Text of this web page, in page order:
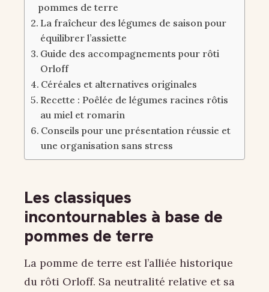
pommes de terre
La fraîcheur des légumes de saison pour
équilibrer l’assiette
Guide des accompagnements pour rôti
Orloff
Céréales et alternatives originales
Recette : Poêlée de légumes racines rôtis
au miel et romarin
Conseils pour une présentation réussie et
une organisation sans stress
Les classiques
incontournables à base de
pommes de terre
La pomme de terre est l’alliée historique
du rôti Orloff. Sa neutralité relative et sa